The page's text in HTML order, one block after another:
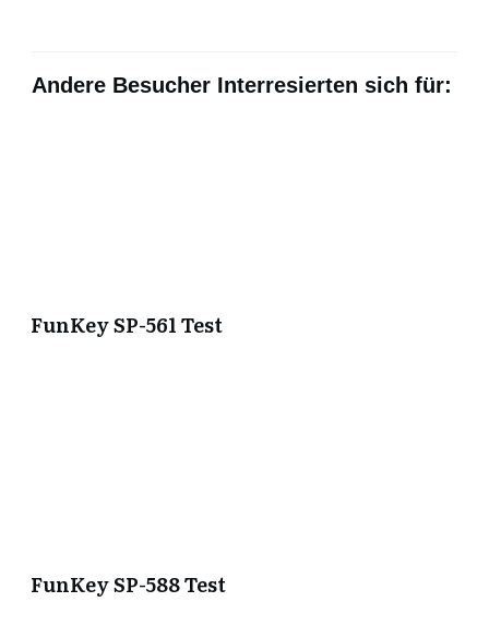
Andere Besucher Interresierten sich für:
FunKey SP-561 Test
FunKey SP-588 Test